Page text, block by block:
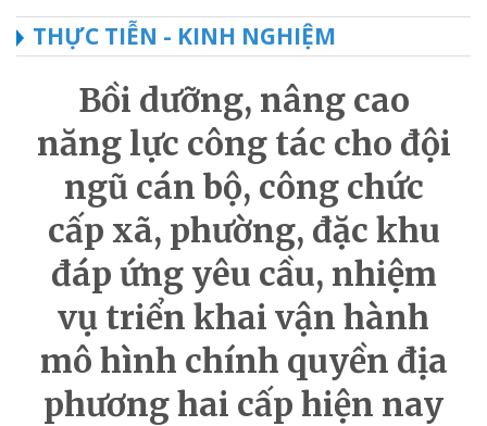
THỰC TIỄN - KINH NGHIỆM
Bồi dưỡng, nâng cao
năng lực công tác cho đội
ngũ cán bộ, công chức
cấp xã, phường, đặc khu
đáp ứng yêu cầu, nhiệm
vụ triển khai vận hành
mô hình chính quyền địa
phương hai cấp hiện nay